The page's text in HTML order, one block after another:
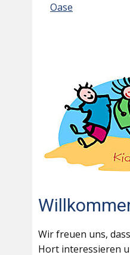
Oase
Wir freuen uns,
Hort interessieren